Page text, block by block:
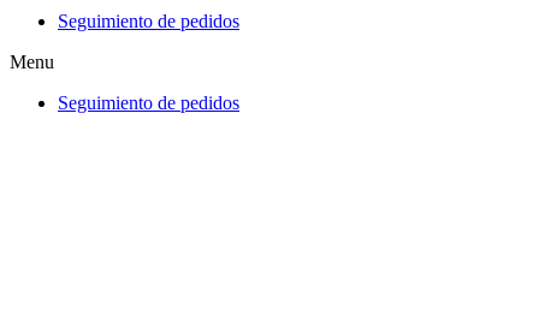
Seguimiento de pedidos
Menu
Seguimiento de pedidos